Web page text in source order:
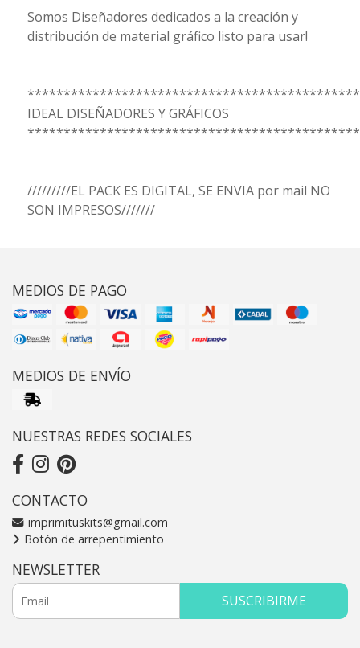
Somos Diseñadores dedicados a la creación y
distribución de material gráfico listo para usar!
IDEAL DISEÑADORES Y GRÁFICOS
/////////EL PACK ES DIGITAL, SE ENVIA por mail NO
SON IMPRESOS///////
MEDIOS DE PAGO
MEDIOS DE ENVÍO
NUESTRAS REDES SOCIALES
CONTACTO
imprimituskits@gmail.com
Botón de arrepentimiento
NEWSLETTER
SUSCRIBIRME